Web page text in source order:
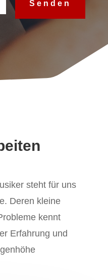
Senden
steht für uns
Deren kleine
kennt
Erfahrung und